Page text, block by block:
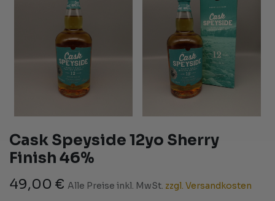
Cask Speyside 12yo Sherry
Finish 46%
49,00 € Alle Preise inkl. MwSt. zzgl. Versandkosten